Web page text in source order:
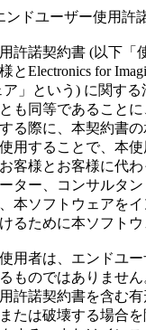
ンドユーザー使用許
許諾契約書 (以下「
とElectronics for
」という) に関す
も同等であること
る際に、本契約書
用することで、本
客様とお客様に代
ター、コンサルタ
本ソフトウェアを
るために本ソフト
用者は、エンドユ
ものではありませ
許諾契約書を含む
たは破壊する場合